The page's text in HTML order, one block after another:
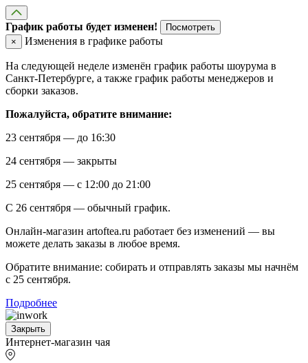
График работы будет изменен!
Посмотреть
×
Изменения в графике работы
На следующей неделе изменён график работы шоурума в
Санкт-Петербурге, а также график работы менеджеров и
сборки заказов.
Пожалуйста, обратите внимание:
23 сентября — до 16:30
24 сентября — закрыты
25 сентября — с 12:00 до 21:00
С 26 сентября — обычный график.
Онлайн-магазин artoftea.ru работает без изменений — вы
можете делать заказы в любое время.
Обратите внимание: собирать и отправлять заказы мы начнём
с 25 сентября.
Подробнее
Закрыть
Интернет-магазин чая